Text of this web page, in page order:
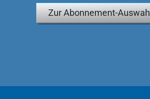
Zur Abonnement-Auswahl